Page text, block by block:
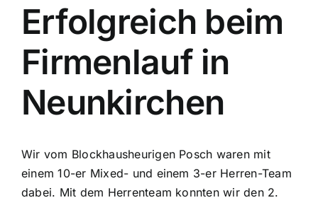
Erfolgreich beim
Firmenlauf in
Neunkirchen
Wir vom Blockhausheurigen Posch waren mit
einem 10-er Mixed- und einem 3-er Herren-Team
dabei. Mit dem Herrenteam konnten wir den 2.